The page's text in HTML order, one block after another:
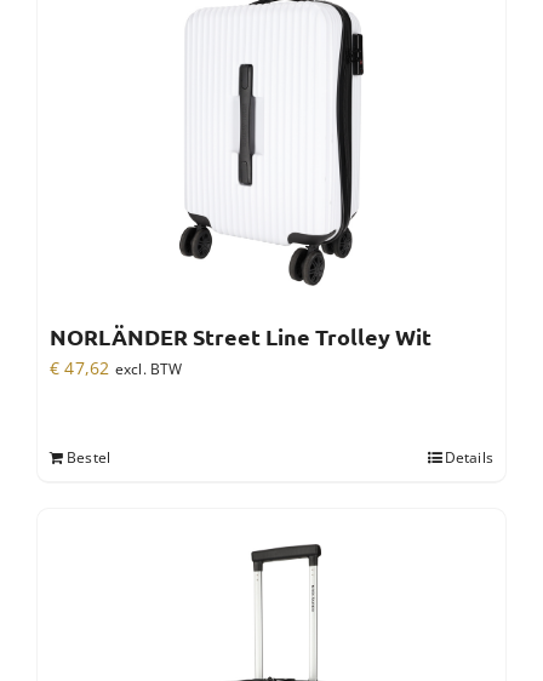
NORLÄNDER Street Line Trolley Wit
€ 47,62 excl. BTW
Bestel Details